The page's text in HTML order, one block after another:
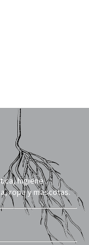
higiene
ropa y mascotas.